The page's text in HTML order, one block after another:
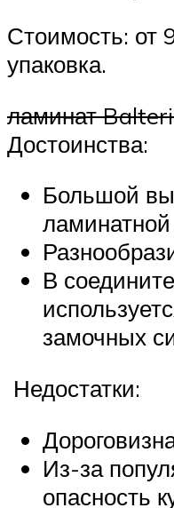
Стоимость: от
упаковка.
ламинат
Достоинства:
Большой
ламинатной
В
замочных
Недостатки:
Из-за
опасность